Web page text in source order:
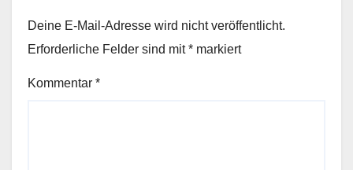
Deine E-Mail-Adresse wird nicht veröffentlicht.
Erforderliche Felder sind mit* markiert
Kommentar *